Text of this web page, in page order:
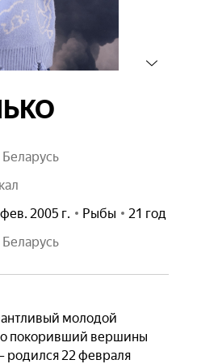
Беларусь
2005 г. Рыбы
21 год
Беларусь
молодой
покоривший вершины
родился 22 февраля